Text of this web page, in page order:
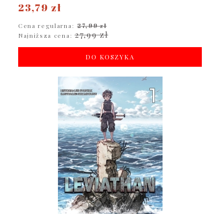
23,79 zł
Cena regularna: 27,99 zł
Najniższa cena: 27,99 zł
DO KOSZYKA